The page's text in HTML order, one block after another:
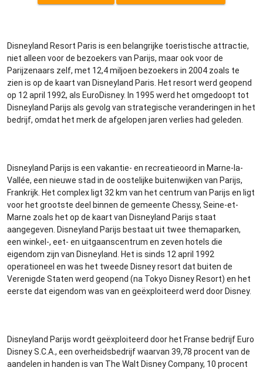
Disneyland Resort Paris is een belangrijke toeristische attractie,
niet alleen voor de bezoekers van Parijs, maar ook voor de
Parijzenaars zelf, met 12,4 miljoen bezoekers in 2004 zoals te
zien is op de kaart van Disneyland Paris. Het resort werd geopend
op 12 april 1992, als EuroDisney. In 1995 werd het omgedoopt tot
Disneyland Parijs als gevolg van strategische veranderingen in het
bedrijf, omdat het merk de afgelopen jaren verlies had geleden.
Disneyland Parijs is een vakantie- en recreatieoord in Marne-la-
Vallée, een nieuwe stad in de oostelijke buitenwijken van Parijs,
Frankrijk. Het complex ligt 32 km van het centrum van Parijs en ligt
voor het grootste deel binnen de gemeente Chessy, Seine-et-
Marne zoals het op de kaart van Disneyland Parijs staat
aangegeven. Disneyland Parijs bestaat uit twee themaparken,
een winkel-, eet- en uitgaanscentrum en zeven hotels die
eigendom zijn van Disneyland. Het is sinds 12 april 1992
operationeel en was het tweede Disney resort dat buiten de
Verenigde Staten werd geopend (na Tokyo Disney Resort) en het
eerste dat eigendom was van en geëxploiteerd werd door Disney.
Disneyland Parijs wordt geëxploiteerd door het Franse bedrijf Euro
Disney S.C.A., een overheidsbedrijf waarvan 39,78 procent van de
aandelen in handen is van The Walt Disney Company, 10 procent